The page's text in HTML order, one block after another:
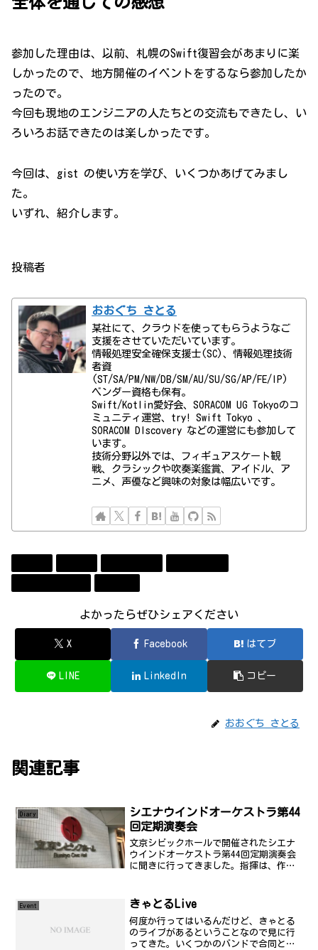
参加した理由は、以前、札幌のSwift復習会があまりに楽
しかったので、地方開催のイベントをするなら参加したか
ったので。
今回も現地のエンジニアの人たちとの交流もできたし、い
ろいろお話できたのは楽しかったです。
今回は、gist の使い方を学び、いくつかあげてみまし
た。
いずれ、紹介します。
投稿者
おおぐち さとる
某社にて、クラウドを使ってもらうようなご
支援をさせていただいています。
情報処理安全確保支援士(SC)、情報処理技術
者資
(ST/SA/PM/NW/DB/SM/AU/SU/SG/AP/FE/IP)
ベンダー資格も保有。
Swift/Kotlin愛好会、SORACOM UG Tokyoのコ
ミュニティ運営、try! Swift Tokyo 、
SORACOM DIscovery などの運営にも参加して
います。
技術分野以外では、フィギュアスケート観
戦、クラシックや吹奏楽鑑賞、アイドル、ア
ニメ、声優など興味の対象は幅広いです。
よかったらぜひシェアください
X Facebook はてブ
LINE LinkedIn コピー
おおぐち さとる
関連記事
Diary
シエナウインドオーケストラ第44
回定期演奏会
文京シビックホールで開催されたシエナ
ウインドオーケストラ第44回定期演奏会
に聞きに行ってきました。指揮は、作曲
ートでした。
Event きゃとるLive
何度か行ってはいるんだけど、きゃとる
のライブがあるということなので見に行
ってきた。いくつかのバンドで合同とい